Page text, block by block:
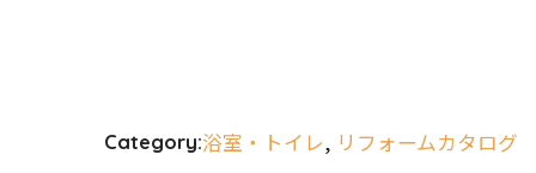
Category:浴室・トイレ, リフォームカタログ